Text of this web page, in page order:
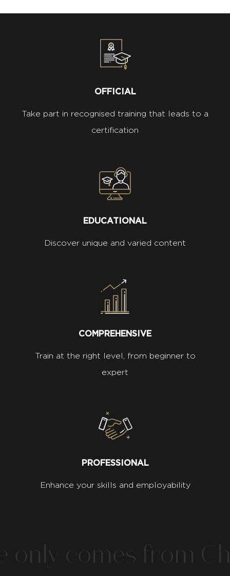
OFFICIAL
Take part in recognised training that leads to a
certification
EDUCATIONAL
Discover unique and varied content
COMPREHENSIVE
Train at the right level, from beginner to
expert
PROFESSIONAL
Enhance your skills and employability